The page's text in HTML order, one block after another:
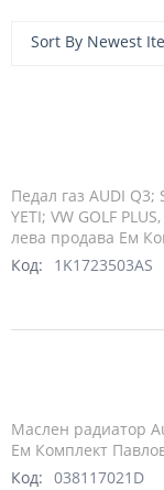
Sort By Newest
Педал газ AUDI Q3;
YETI; VW GOLF
лева продава Ем
Код:
1K1723503AS
Маслен радиатор
Ем Комплект
Код: 038117021D